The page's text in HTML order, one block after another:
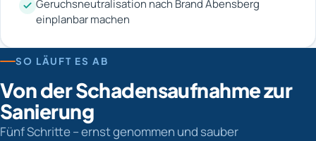
Geruchsneutralisation nach Brand Abensberg
einplanbar machen
SO LÄUFT ES AB
Von der Schadensaufnahme zur
Sanierung
Fünf Schritte – ernst genommen und sauber